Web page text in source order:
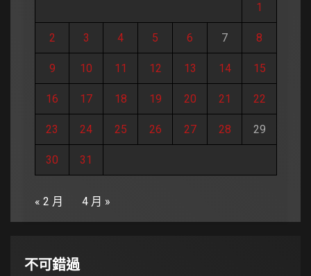
1
2 3 4 5 6 7 8
9 10 11 12 13 14 15
16 17 18 19 20 21 22
23 24 25 26 27 28 29
30 31
« 2 月 4 月 »
不可錯過